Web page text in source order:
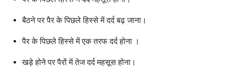
बैठने पर पैर के पिछले हिस्से में दर्द बढ़ जाना।
पैर के पिछले हिस्से में एक तरफ दर्द होना ।
खड़े होने पर पैरों में तेज दर्द महसूस होना।